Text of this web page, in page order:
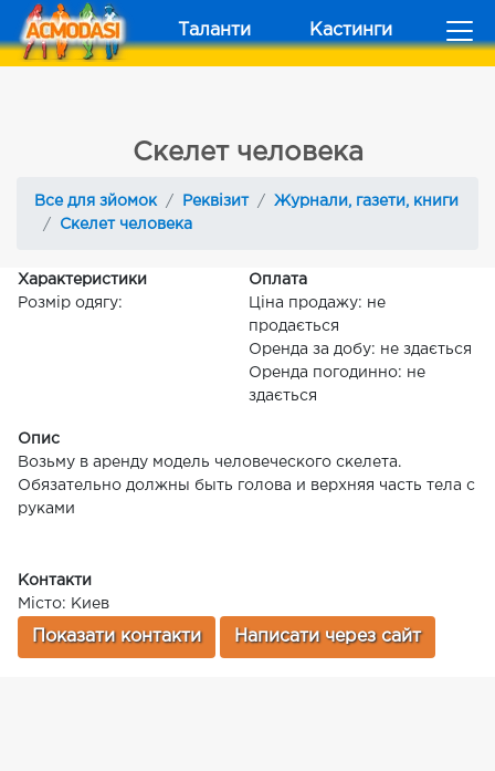
Таланти Кастинги
Скелет человека
Все для зйомок Реквізит
Журнали, газети, книги
Скелет человека
Характеристики
Розмір одягу:
Оплата
Ціна продажу: не
продається
Оренда за добу: не здається
Оренда погодинно: не
здається
Опис
Возьму в аренду модель человеческого скелета.
Обязательно должны быть голова и верхняя часть тела с
руками
Контакти
Місто: Киев
Показати контакти Написати через сайт